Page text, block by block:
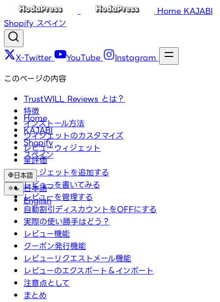
Home KAJABI
Shopify スペイン
X-Twitter YouTube Instagram
Home
KAJABI
Shopify
スペイン
日本語
日本語
English
このページの内容
TrustWILL Reviews とは？
特徴
インストール方法
ウィジェットのカスタマイズ
レビューウィジェット
星評価
ウィジェットを追加する
レビューを書いてみる
レビューを管理する
自動割引ディスカウントをOFFにする
実際の使い勝手はどう？
レビュー機能
クーポン発行機能
レビューリクエストメール機能
レビューのエクスポート＆インポート
注意点として
まとめ